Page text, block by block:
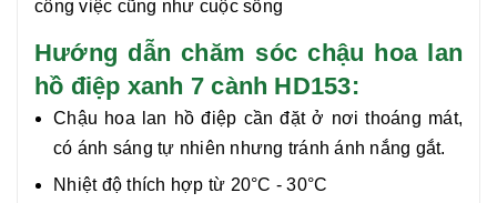
công việc cũng như cuộc sống
Hướng dẫn chăm sóc chậu hoa lan
hồ điệp xanh 7 cành HD153:
Chậu hoa lan hồ điệp cần đặt ở nơi thoáng mát,
có ánh sáng tự nhiên nhưng tránh ánh nắng gắt.
Nhiệt độ thích hợp từ 20°C - 30°C